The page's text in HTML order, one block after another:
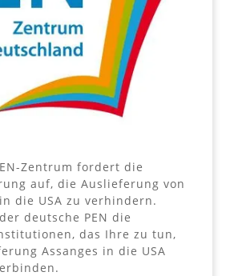
Zentrum fordert die
auf, die Auslieferung von
die USA zu verhindern.
deutsche PEN die
das Ihre zu tun,
Assanges in die USA